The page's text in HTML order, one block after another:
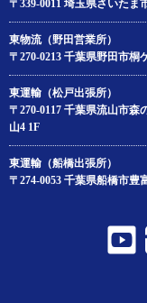
〒339-0011 埼玉県さいたま
東物流（野田営業所）
〒270-0213 千葉県野田市桐
東運輸（松戸出張所）
〒270-0117 千葉県流山市森
山4 1F
東運輸（船橋出張所）
〒274-0053 千葉県船橋市豊